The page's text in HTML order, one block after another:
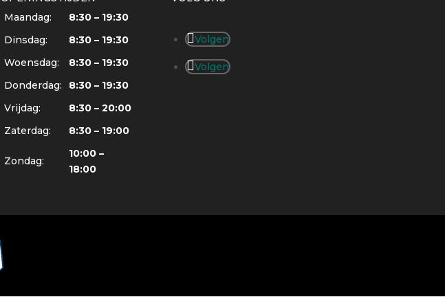
Maandag:
8:30 – 19:30
Dinsdag:
8:30 – 19:30
Woensdag:
8:30 – 19:30
Donderdag:
8:30 – 19:30
Vrijdag:
8:30 – 20:00
Zaterdag:
8:30 – 19:00
Zondag:
10:00 –
18:00
Volgen
Volgen